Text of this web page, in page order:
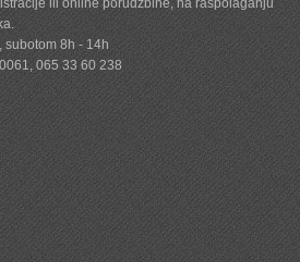
I MED
ili online porudžbine, na raspolaganju
subotom 8h - 14h
065 33 60 238